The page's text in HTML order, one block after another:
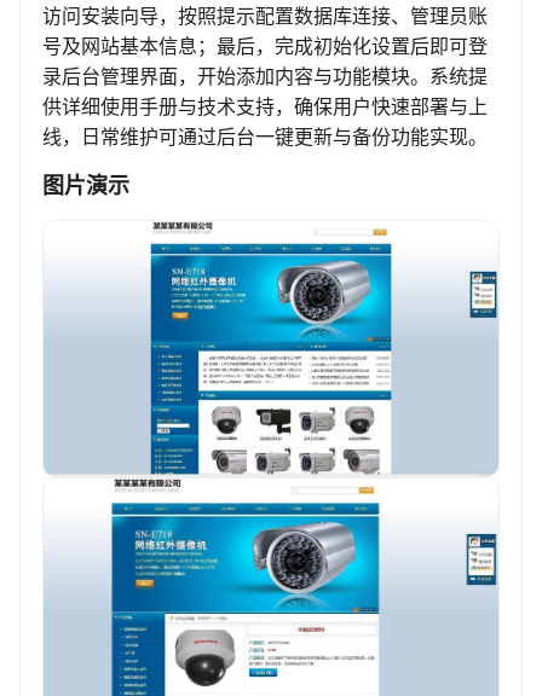
访问安装向导，按照提示配置数据库连接、管理员账
号及网站基本信息；最后，完成初始化设置后即可登
录后台管理界面，开始添加内容与功能模块。系统提
供详细使用手册与技术支持，确保用户快速部署与上
线，日常维护可通过后台一键更新与备份功能实现。
图片演示